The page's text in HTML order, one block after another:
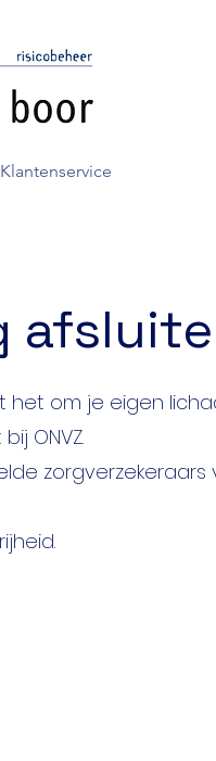
Klantenservice
het om je eigen
ONVZ.
zorgverzekeraars